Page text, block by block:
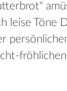
leise Töne